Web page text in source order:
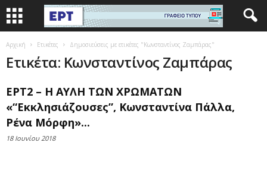
Αρχική Ετικέτες Δημοσιεύσεις με ετικέτες "Κωνσταντίνος Ζαμπάρας"
Ετικέτα: Κωνσταντίνος Ζαμπάρας
ΕΡΤ2 – Η ΑΥΛΗ ΤΩΝ ΧΡΩΜΑΤΩΝ
«“Εκκλησιάζουσες”, Κωνσταντίνα Πάλλα,
Ρένα Μόρφη»...
18 Ιουνίου 2018